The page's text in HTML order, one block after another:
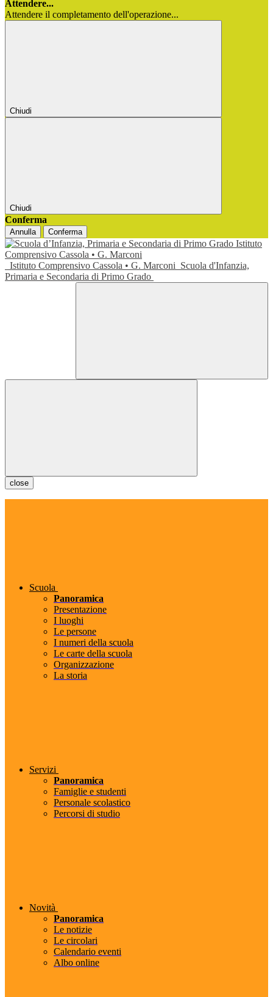
Attendere...
Attendere il completamento dell'operazione...
Chiudi
Chiudi
Conferma
Annulla Conferma
Istituto Comprensivo Cassola • G. Marconi Scuola d'Infanzia,
Primaria e Secondaria di Primo Grado
close
Scuola
Panoramica
Presentazione
I luoghi
Le persone
I numeri della scuola
Le carte della scuola
Organizzazione
La storia
Servizi
Panoramica
Famiglie e studenti
Personale scolastico
Percorsi di studio
Novità
Panoramica
Le notizie
Le circolari
Calendario eventi
Albo online